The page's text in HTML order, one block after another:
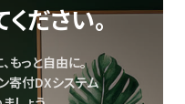
ださい。
もっと自由に。
寄付DXシステム